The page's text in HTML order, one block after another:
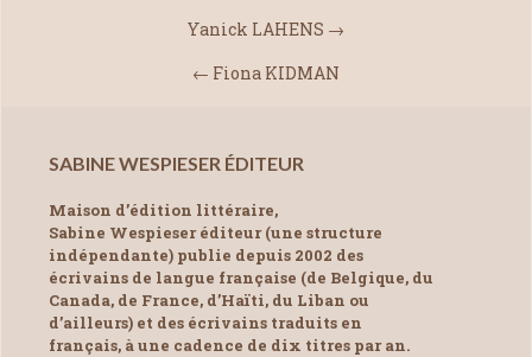
Yanick LAHENS →
← Fiona KIDMAN
SABINE WESPIESER ÉDITEUR
Maison d’édition littéraire,
Sabine Wespieser éditeur (une structure
indépendante) publie depuis 2002 des
écrivains de langue française (de Belgique, du
Canada, de France, d’Haïti, du Liban ou
d’ailleurs) et des écrivains traduits en
français, à une cadence de dix titres par an.